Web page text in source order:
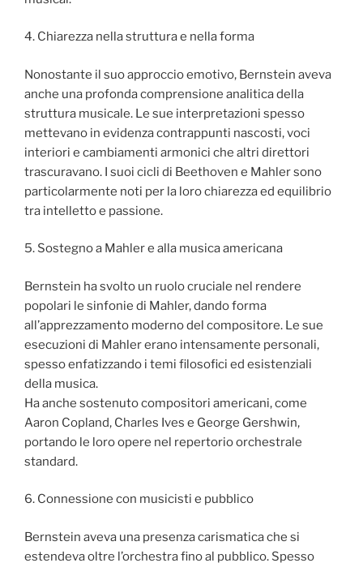
4. Chiarezza nella struttura e nella forma
Nonostante il suo approccio emotivo, Bernstein aveva
anche una profonda comprensione analitica della
struttura musicale. Le sue interpretazioni spesso
mettevano in evidenza contrappunti nascosti, voci
interiori e cambiamenti armonici che altri direttori
trascuravano. I suoi cicli di Beethoven e Mahler sono
particolarmente noti per la loro chiarezza ed equilibrio
tra intelletto e passione.
5. Sostegno a Mahler e alla musica americana
Bernstein ha svolto un ruolo cruciale nel rendere
popolari le sinfonie di Mahler, dando forma
all’apprezzamento moderno del compositore. Le sue
esecuzioni di Mahler erano intensamente personali,
spesso enfatizzando i temi filosofici ed esistenziali
della musica.
Ha anche sostenuto compositori americani, come
Aaron Copland, Charles Ives e George Gershwin,
portando le loro opere nel repertorio orchestrale
standard.
6. Connessione con musicisti e pubblico
Bernstein aveva una presenza carismatica che si
estendeva oltre l’orchestra fino al pubblico. Spesso